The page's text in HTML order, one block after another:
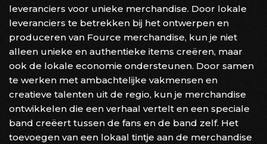
leveranciers voor unieke merchandise. Door lokale
leveranciers te betrekken bij het ontwerpen en
produceren van Fource merchandise, kun je niet
alleen unieke en authentieke items creëren, maar
ook de lokale economie ondersteunen. Door samen
te werken met ambachtelijke vakmensen en
creatieve talenten uit de regio, kun je merchandise
ontwikkelen die een verhaal vertelt en een speciale
band creëert tussen de fans en de band zelf. Het
toevoegen van een lokaal tintje aan de merchandise